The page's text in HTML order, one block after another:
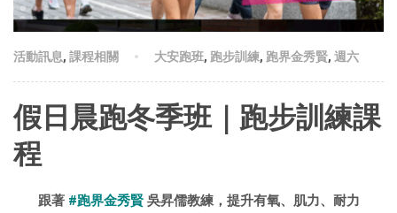
活動訊息, 課程相關 大安跑班, 跑步訓練, 跑界金秀賢, 週六
假日晨跑冬季班｜跑步訓練課
程
跟著#跑界金秀賢 吳昇儒教練，提升有氧、肌力、耐力